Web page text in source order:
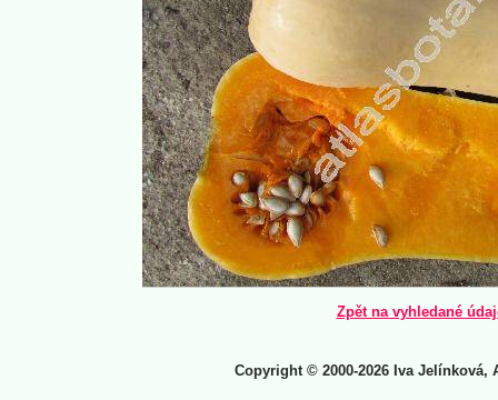
Zpět na vyhledané
Copyright © 2000-2026 Iva Jelínková,